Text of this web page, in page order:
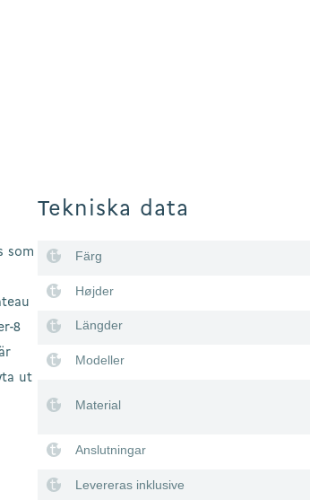
som
8
ut
Tekniska data
Färg
Højder
Längder
Modeller
Material
Anslutningar
Levereras inklusive